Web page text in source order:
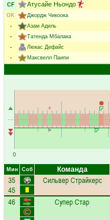
CF
Атусайе Ньондо
GK
Джордж Чикоока
-
Азам Адиль
-
Татенда Мбалака
-
Люкас Дефайс
-
Максвелл Паипи
0
Мин Соб Команда
35 Сильвер Страйкерс
45
46 Супер Стар